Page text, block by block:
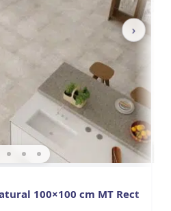
›
100×100 cm MT Rect